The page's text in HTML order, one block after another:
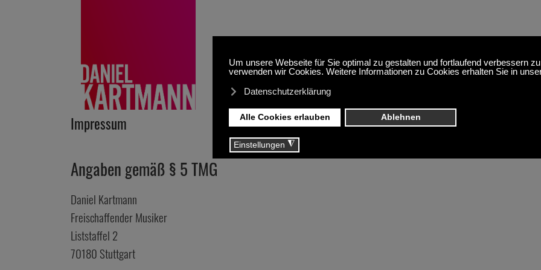
Impressum
Angaben gemäß § 5 TMG
Daniel Kartmann
Freischaffender Musiker
Liststaffel 2
70180 Stuttgart